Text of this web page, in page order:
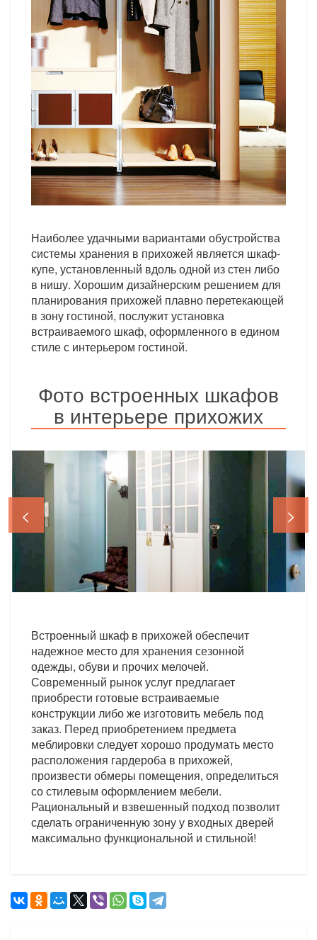
Наиболее удачными вариантами обустройства
системы хранения в прихожей является шкаф-
купе, установленный вдоль одной из стен либо
в нишу. Хорошим дизайнерским решением для
планирования прихожей плавно перетекающей
в зону гостиной, послужит установка
встраиваемого шкаф, оформленного в едином
стиле с интерьером гостиной.
Фото встроенных шкафов
в интерьере прихожих
< >
Встроенный шкаф в прихожей обеспечит
надежное место для хранения сезонной
одежды, обуви и прочих мелочей.
Современный рынок услуг предлагает
приобрести готовые встраиваемые
конструкции либо же изготовить мебель под
заказ. Перед приобретением предмета
меблировки следует хорошо продумать место
расположения гардероба в прихожей,
произвести обмеры помещения, определиться
со стилевым оформлением мебели.
Рациональный и взвешенный подход позволит
сделать ограниченную зону у входных дверей
максимально функциональной и стильной!